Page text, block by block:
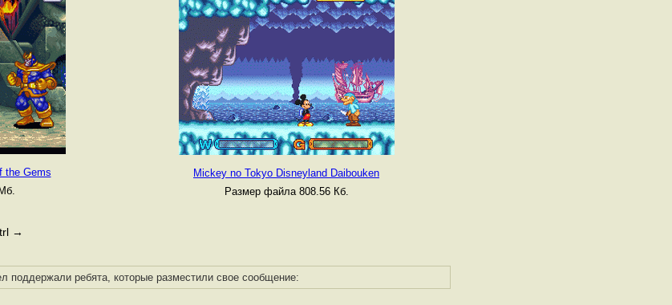
the Gems
Mickey no Tokyo Disneyland Daibouken
Размер файла 808.56 Кб.
→
поддержали ребята, которые разместили свое сообщение: